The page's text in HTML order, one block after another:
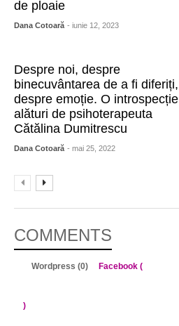
de ploaie
Dana Cotoară - iunie 12, 2023
Despre noi, despre
binecuvântarea de a fi diferiți,
despre emoție. O introspecție
alături de psihoterapeuta
Cătălina Dumitrescu
Dana Cotoară - mai 25, 2022
COMMENTS
Wordpress (0) Facebook (
)